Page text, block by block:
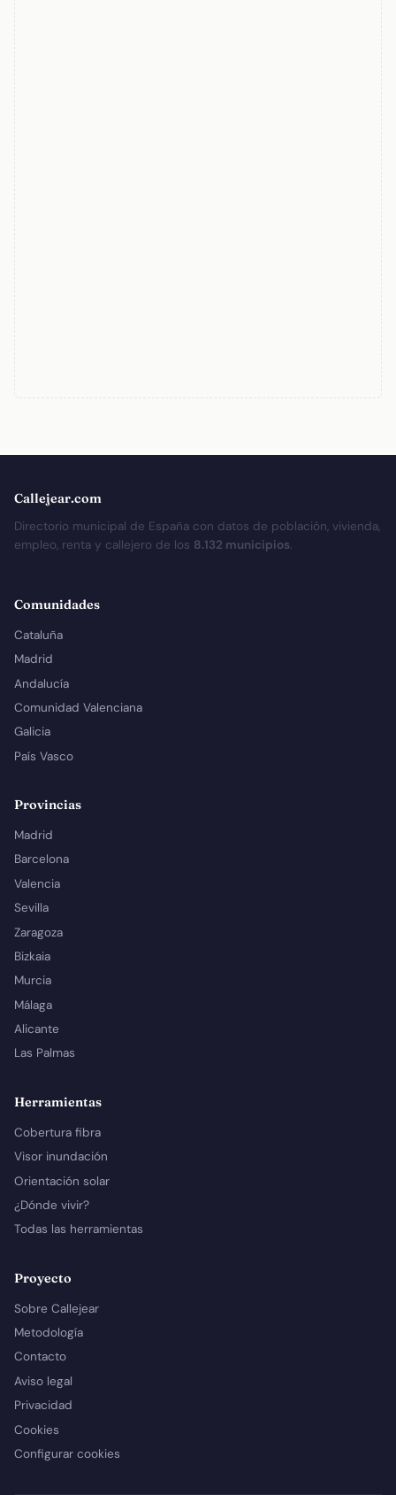
Callejear.com
Directorio municipal de España con datos de población, vivienda,
empleo, renta y callejero de los 8.132 municipios.
Comunidades
Cataluña
Madrid
Andalucía
Comunidad Valenciana
Galicia
País Vasco
Provincias
Madrid
Barcelona
Valencia
Sevilla
Zaragoza
Bizkaia
Murcia
Málaga
Alicante
Las Palmas
Herramientas
Cobertura fibra
Visor inundación
Orientación solar
¿Dónde vivir?
Todas las herramientas
Proyecto
Sobre Callejear
Metodología
Contacto
Aviso legal
Privacidad
Cookies
Configurar cookies